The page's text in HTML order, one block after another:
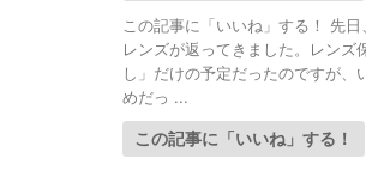
この記事に「いいね」する！ 先
レンズが返ってきました。レン
し」だけの予定だったのですが
めだっ ...
この記事に「いいね」する！